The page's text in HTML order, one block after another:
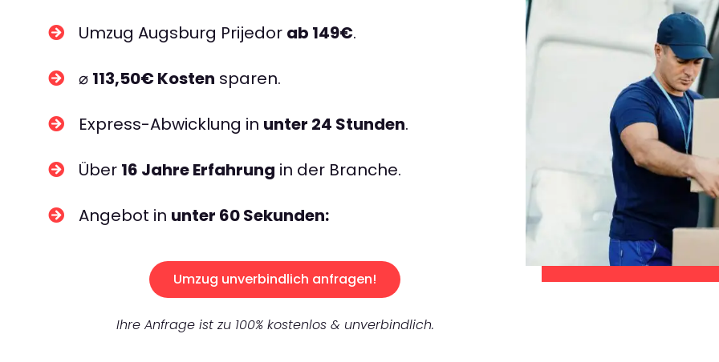
Umzug Augsburg Prijedor ab 149€.
⌀ 113,50€ Kosten sparen.
Express-Abwicklung in unter 24 Stunden.
Über 16 Jahre Erfahrung in der Branche.
Angebot in unter 60 Sekunden:
Umzug unverbindlich anfragen!
Ihre Anfrage ist zu 100% kostenlos & unverbindlich.